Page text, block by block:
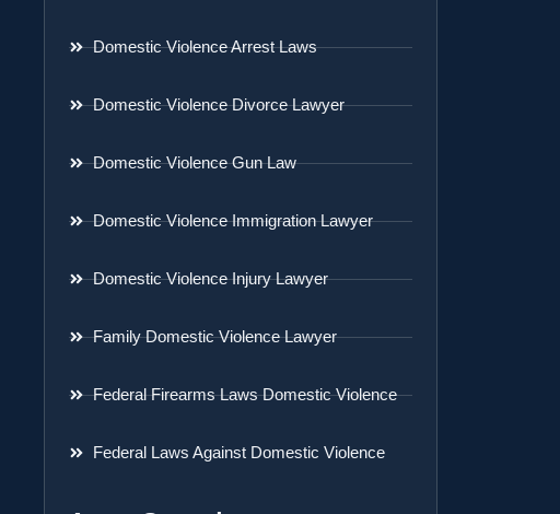
Domestic Violence Arrest Laws
Domestic Violence Divorce Lawyer
Domestic Violence Gun Law
Domestic Violence Immigration Lawyer
Domestic Violence Injury Lawyer
Family Domestic Violence Lawyer
Federal Firearms Laws Domestic Violence
Federal Laws Against Domestic Violence